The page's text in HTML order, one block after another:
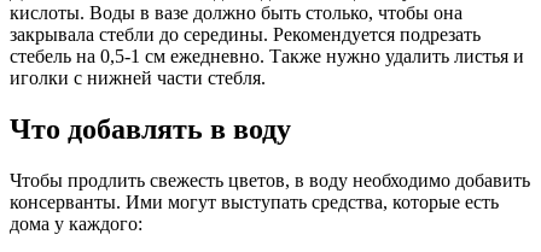
кислоты. Воды в вазе должно быть столько, чтобы она
закрывала стебли до середины. Рекомендуется подрезать
стебель на 0,5-1 см ежедневно. Также нужно удалить листья и
иголки с нижней части стебля.
Что добавлять в воду
Чтобы продлить свежесть цветов, в воду необходимо добавить
консерванты. Ими могут выступать средства, которые есть
дома у каждого: